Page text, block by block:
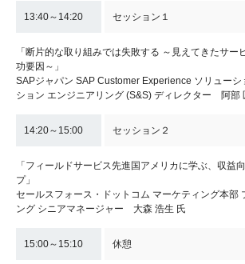
13:40～14:20 セッション１
「断片的な取り組みでは失敗する ～見えてきたサー
功要因～」
SAPジャパン SAP Customer Experience ソリューシ
ション エンジニアリング (S&S) ディレクター 阿部
14:20～15:00 セッション２
「フィールドサービス先進国アメリカに学ぶ、収益
プ」
セールスフォース・ドットコム マーケティング本部
ング シニアマネージャー 大森 浩生 氏
15:00～15:10 休憩